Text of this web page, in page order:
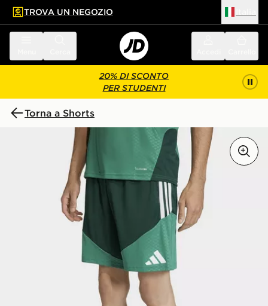
principale
a fondo pagina
TROVA UN NEGOZIO
20% DI SCONTO
PER STUDENTI
Torna a Shorts